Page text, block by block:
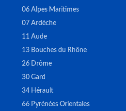
06 Alpes Maritimes
07 Ardèche
11 Aude
13 Bouches du Rhône
26 Drôme
30 Gard
34 Hérault
66 Pyrénées Orientales